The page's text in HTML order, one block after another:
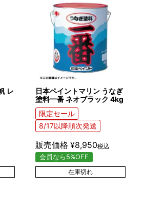
レ
日本ペイントマリン うなぎ
塗料一番 ネオブラック 4kg
限定セール
8/17以降順次発送
販売価格 ¥8,950税込
会員なら5%OFF
在庫切れ